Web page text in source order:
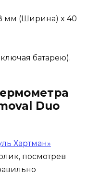
мм (Ширина) x 40
батарею).
Duo
Хартман»
посмотрев